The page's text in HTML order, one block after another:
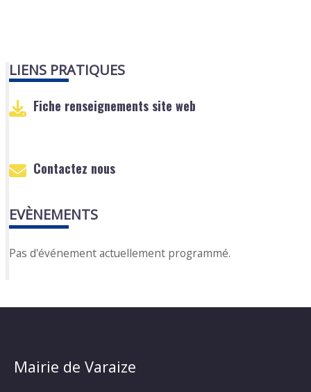
LIENS PRATIQUES
Fiche renseignements site web
Contactez nous
EVÈNEMENTS
Pas d'événement actuellement programmé.
Mairie de Varaize